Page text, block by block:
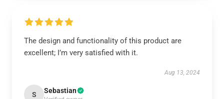
The design and functionality of this product are
excellent; I’m very satisfied with it.
Aug 13, 2024
S Sebastian